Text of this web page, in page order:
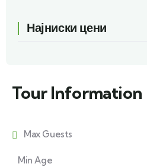
Најниски цени
Tour Information
Max Guests
Min Age